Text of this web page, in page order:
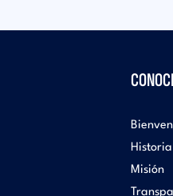
Historia
Misión